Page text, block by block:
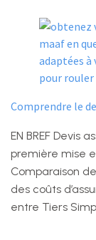
Comprendre le
EN BREF Devis
première mise
Comparaison
des coûts
entre Tiers